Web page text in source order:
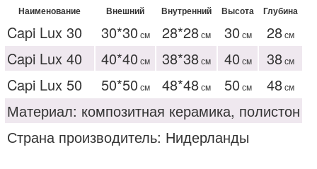
Наименование Внешний Внутренний Высота Глубина
Capi Lux 30 30*30 см 28*28см 30 см 28см
Capi Lux 40 40*40 см 38*38см 40 см 38см
Capi Lux 50 50*50 см 48*48см 50 см 48см
Материал: композитная керамика, полистон
Страна производитель: Нидерланды